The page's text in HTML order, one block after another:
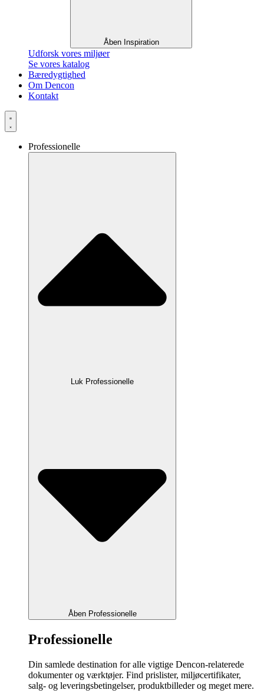
Åben Inspiration
Udforsk vores miljøer
Se vores katalog
Bæredygtighed
Om Dencon
Kontakt
Professionelle
Luk Professionelle
Åben Professionelle
Professionelle
Din samlede destination for alle vigtige Dencon-relaterede
dokumenter og værktøjer. Find prislister, miljøcertifikater,
salg- og leveringsbetingelser, produktbilleder og meget mere.